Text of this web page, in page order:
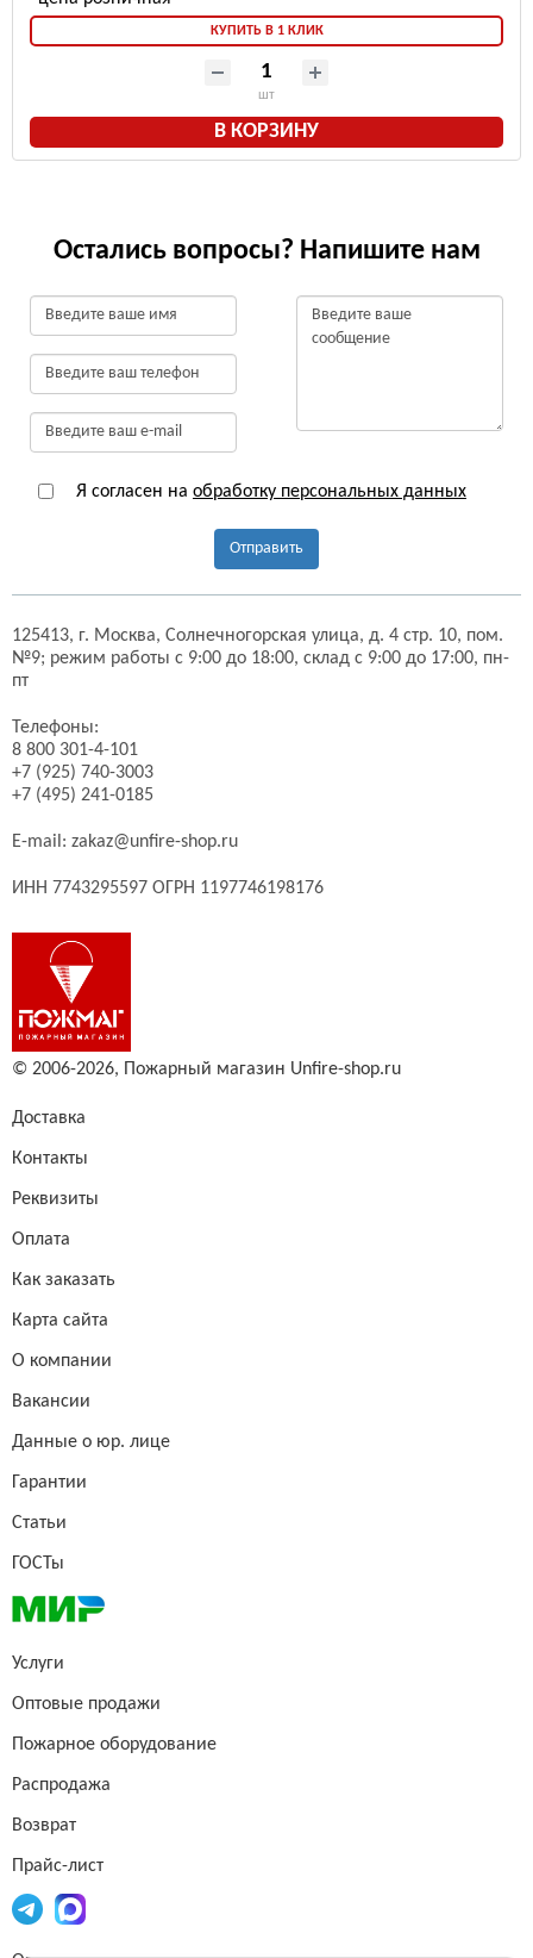
КУПИТЬ В 1 КЛИК
шт
В КОРЗИНУ
Остались вопросы? Напишите нам
Я согласен на обработку персональных данных
Отправить
125413, г. Москва, Солнечногорская улица, д. 4 стр. 10, пом.
№9; режим работы с 9:00 до 18:00, склад с 9:00 до 17:00, пн-
пт
Телефоны:
8 800 301-4-101
+7 (925) 740-3003
+7 (495) 241-0185
E-mail: zakaz@unfire-shop.ru
ИНН 7743295597 ОГРН 1197746198176
© 2006-2026, Пожарный магазин Unfire-shop.ru
Доставка
Контакты
Реквизиты
Оплата
Как заказать
Карта сайта
О компании
Вакансии
Данные о юр. лице
Гарантии
Статьи
ГОСТы
Услуги
Оптовые продажи
Пожарное оборудование
Распродажа
Возврат
Прайс-лист